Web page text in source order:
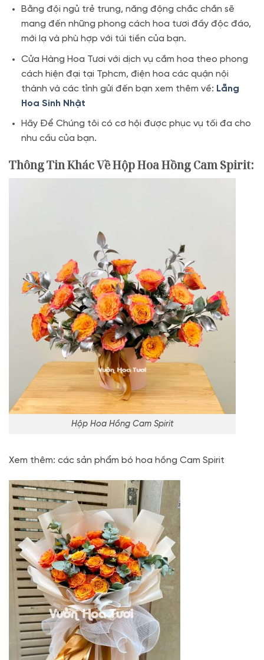
Bằng đội ngủ trẻ trung, năng động chắc chắn sẽ
mang đến những phong cách hoa tươi đầy độc đáo,
mới lạ và phù hợp với túi tiền của bạn.
Cửa Hàng Hoa Tươi với dịch vụ cắm hoa theo phong
cách hiện đại tại Tphcm, điện hoa các quận nội
thành và các tỉnh gửi đến bạn xem thêm về: Lẵng
Hoa Sinh Nhật
Hãy Để Chúng tôi có cơ hội được phục vụ tối đa cho
nhu cầu của bạn.
Thông Tin Khác Về Hộp Hoa Hồng Cam Spirit:
Hộp Hoa Hồng Cam Spirit
Xem thêm: các sản phẩm bó hoa hồng Cam Spirit